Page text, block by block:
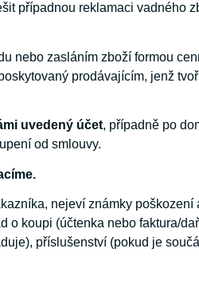
případnou reklamaci vadného
nebo zasláním zboží formou
prodávajícím, jenž
uvedený účet, případně po
od smlouvy.
nejeví známky
koupi (účtenka nebo faktura/
příslušenství (pokud je